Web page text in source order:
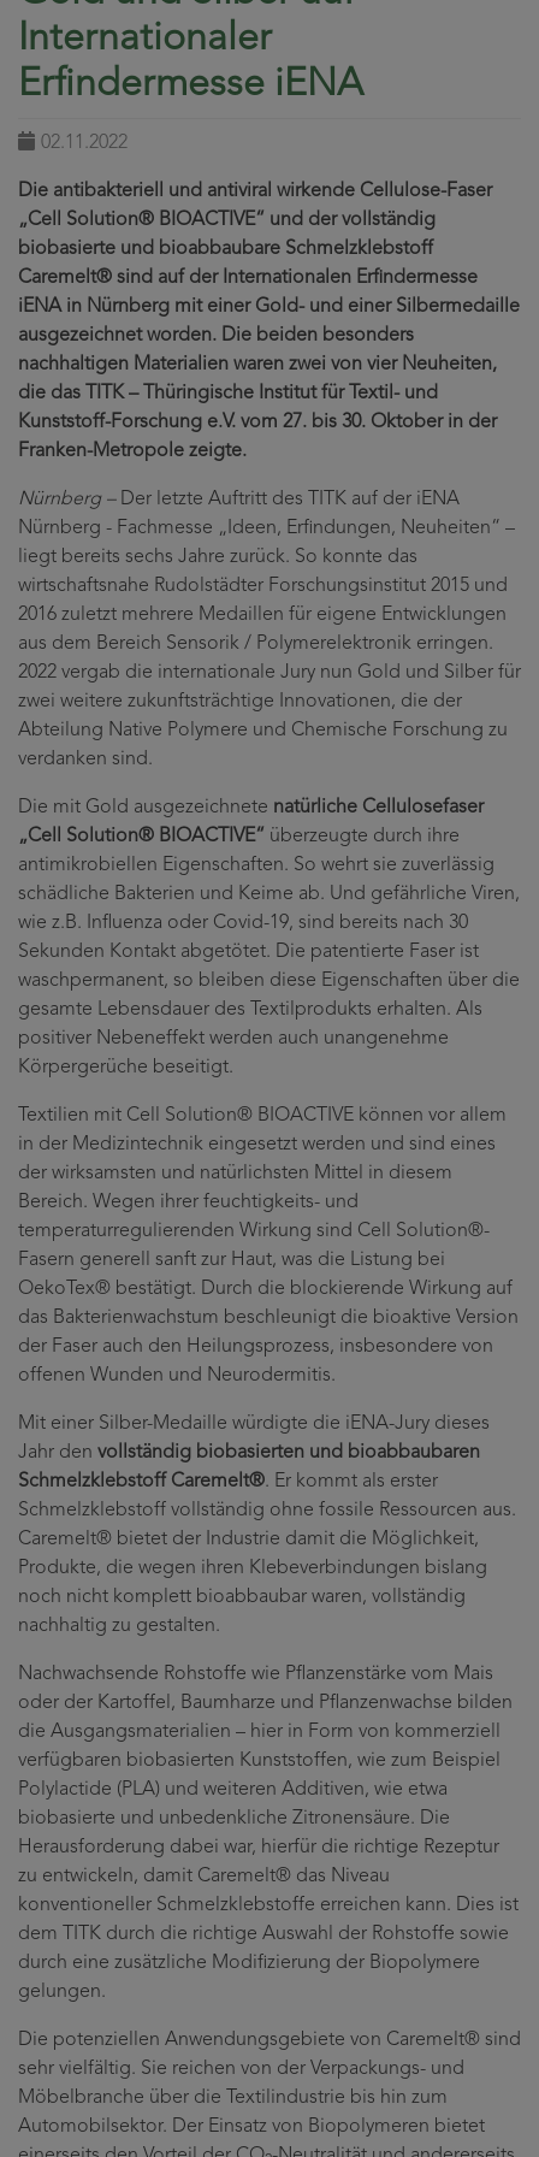
Internationaler
Erfindermesse iENA
02.11.2022
Die antibakteriell und antiviral wirkende Cellulose-Faser
„Cell Solution® BIOACTIVE“ und der vollständig
biobasierte und bioabbaubare Schmelzklebstoff
Caremelt® sind auf der Internationalen Erfindermesse
iENA in Nürnberg mit einer Gold- und einer Silbermedaille
ausgezeichnet worden. Die beiden besonders
nachhaltigen Materialien waren zwei von vier Neuheiten,
die das TITK – Thüringische Institut für Textil- und
Kunststoff-Forschung e.V. vom 27. bis 30. Oktober in der
Franken-Metropole zeigte.
Nürnberg – Der letzte Auftritt des TITK auf der iENA
Nürnberg - Fachmesse „Ideen, Erfindungen, Neuheiten“ –
liegt bereits sechs Jahre zurück. So konnte das
wirtschaftsnahe Rudolstädter Forschungsinstitut 2015 und
2016 zuletzt mehrere Medaillen für eigene Entwicklungen
aus dem Bereich Sensorik / Polymerelektronik erringen.
2022 vergab die internationale Jury nun Gold und Silber für
zwei weitere zukunftsträchtige Innovationen, die der
Abteilung Native Polymere und Chemische Forschung zu
verdanken sind.
Die mit Gold ausgezeichnete natürliche Cellulosefaser
„Cell Solution® BIOACTIVE“ überzeugte durch ihre
antimikrobiellen Eigenschaften. So wehrt sie zuverlässig
schädliche Bakterien und Keime ab. Und gefährliche Viren,
wie z.B. Influenza oder Covid-19, sind bereits nach 30
Sekunden Kontakt abgetötet. Die patentierte Faser ist
waschpermanent, so bleiben diese Eigenschaften über die
gesamte Lebensdauer des Textilprodukts erhalten. Als
positiver Nebeneffekt werden auch unangenehme
Körpergerüche beseitigt.
Textilien mit Cell Solution® BIOACTIVE können vor allem
in der Medizintechnik eingesetzt werden und sind eines
der wirksamsten und natürlichsten Mittel in diesem
Bereich. Wegen ihrer feuchtigkeits- und
temperaturregulierenden Wirkung sind Cell Solution®-
Fasern generell sanft zur Haut, was die Listung bei
OekoTex® bestätigt. Durch die blockierende Wirkung auf
das Bakterienwachstum beschleunigt die bioaktive Version
der Faser auch den Heilungsprozess, insbesondere von
offenen Wunden und Neurodermitis.
Mit einer Silber-Medaille würdigte die iENA-Jury dieses
Jahr den vollständig biobasierten und bioabbaubaren
Schmelzklebstoff Caremelt®. Er kommt als erster
Schmelzklebstoff vollständig ohne fossile Ressourcen aus.
Caremelt® bietet der Industrie damit die Möglichkeit,
Produkte, die wegen ihren Klebeverbindungen bislang
noch nicht komplett bioabbaubar waren, vollständig
nachhaltig zu gestalten.
Nachwachsende Rohstoffe wie Pflanzenstärke vom Mais
oder der Kartoffel, Baumharze und Pflanzenwachse bilden
die Ausgangsmaterialien – hier in Form von kommerziell
verfügbaren biobasierten Kunststoffen, wie zum Beispiel
Polylactide (PLA) und weiteren Additiven, wie etwa
biobasierte und unbedenkliche Zitronensäure. Die
Herausforderung dabei war, hierfür die richtige Rezeptur
zu entwickeln, damit Caremelt® das Niveau
konventioneller Schmelzklebstoffe erreichen kann. Dies ist
dem TITK durch die richtige Auswahl der Rohstoffe sowie
durch eine zusätzliche Modifizierung der Biopolymere
gelungen.
Die potenziellen Anwendungsgebiete von Caremelt® sind
sehr vielfältig. Sie reichen von der Verpackungs- und
Möbelbranche über die Textilindustrie bis hin zum
Automobilsektor. Der Einsatz von Biopolymeren bietet